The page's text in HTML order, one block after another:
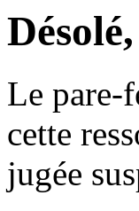
Le pare-
cette
jugée